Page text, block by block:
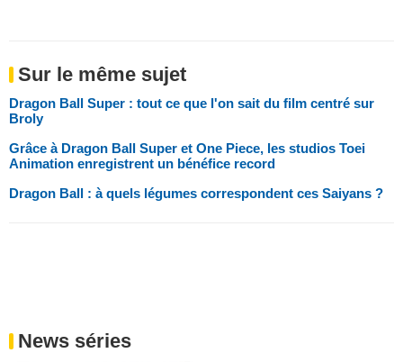
Sur le même sujet
Dragon Ball Super : tout ce que l'on sait du film centré sur
Broly
Grâce à Dragon Ball Super et One Piece, les studios Toei
Animation enregistrent un bénéfice record
Dragon Ball : à quels légumes correspondent ces Saiyans ?
News séries